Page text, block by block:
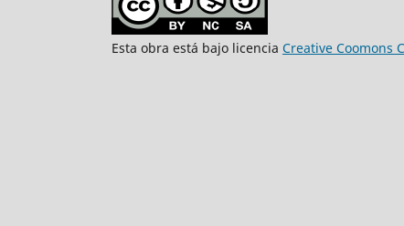
Esta obra está bajo licencia Creative Coomons